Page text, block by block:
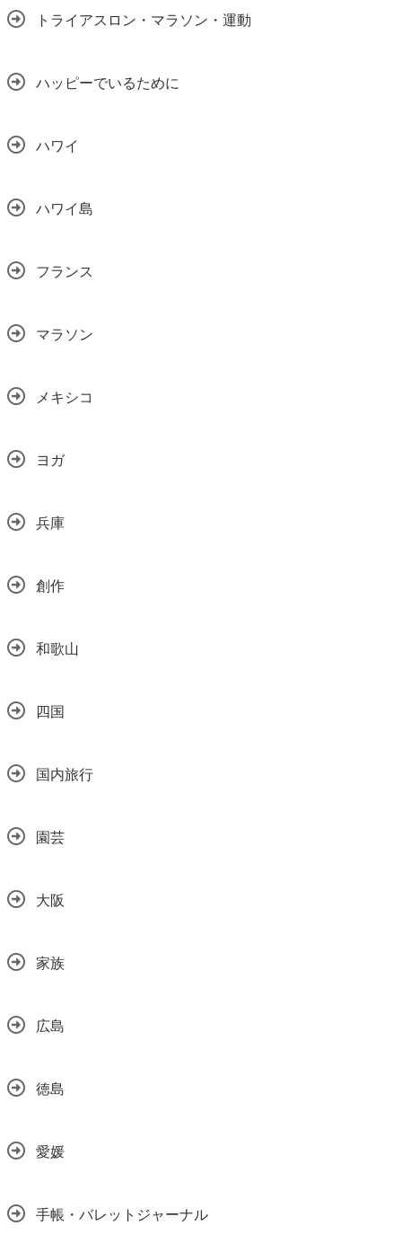
トライアスロン・マラソン・運動
ハッピーでいるために
ハワイ
ハワイ島
フランス
マラソン
メキシコ
ヨガ
兵庫
創作
和歌山
四国
国内旅行
園芸
大阪
家族
広島
徳島
愛媛
手帳・バレットジャーナル